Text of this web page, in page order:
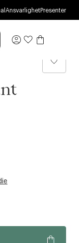
AnsvarlighetPresenter
Logga